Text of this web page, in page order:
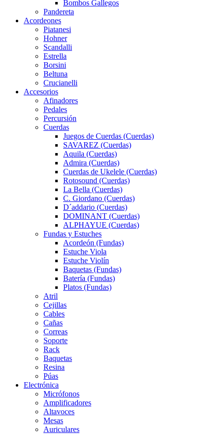
Bombos Gallegos
Pandereta
Acordeones
Piatanesi
Hohner
Scandalli
Estrella
Borsini
Beltuna
Crucianelli
Accesorios
Afinadores
Pedales
Percursión
Cuerdas
Juegos de Cuerdas (Cuerdas)
SAVAREZ (Cuerdas)
Aquila (Cuerdas)
Admira (Cuerdas)
Cuerdas de Ukelele (Cuerdas)
Rotosound (Cuerdas)
La Bella (Cuerdas)
C. Giordano (Cuerdas)
D´addario (Cuerdas)
DOMINANT (Cuerdas)
ALPHAYUE (Cuerdas)
Fundas y Estuches
Acordeón (Fundas)
Estuche Viola
Estuche Violín
Baquetas (Fundas)
Batería (Fundas)
Platos (Fundas)
Atril
Cejillas
Cables
Cañas
Correas
Soporte
Rack
Baquetas
Resina
Púas
Electrónica
Micrófonos
Amplificadores
Altavoces
Mesas
Auriculares